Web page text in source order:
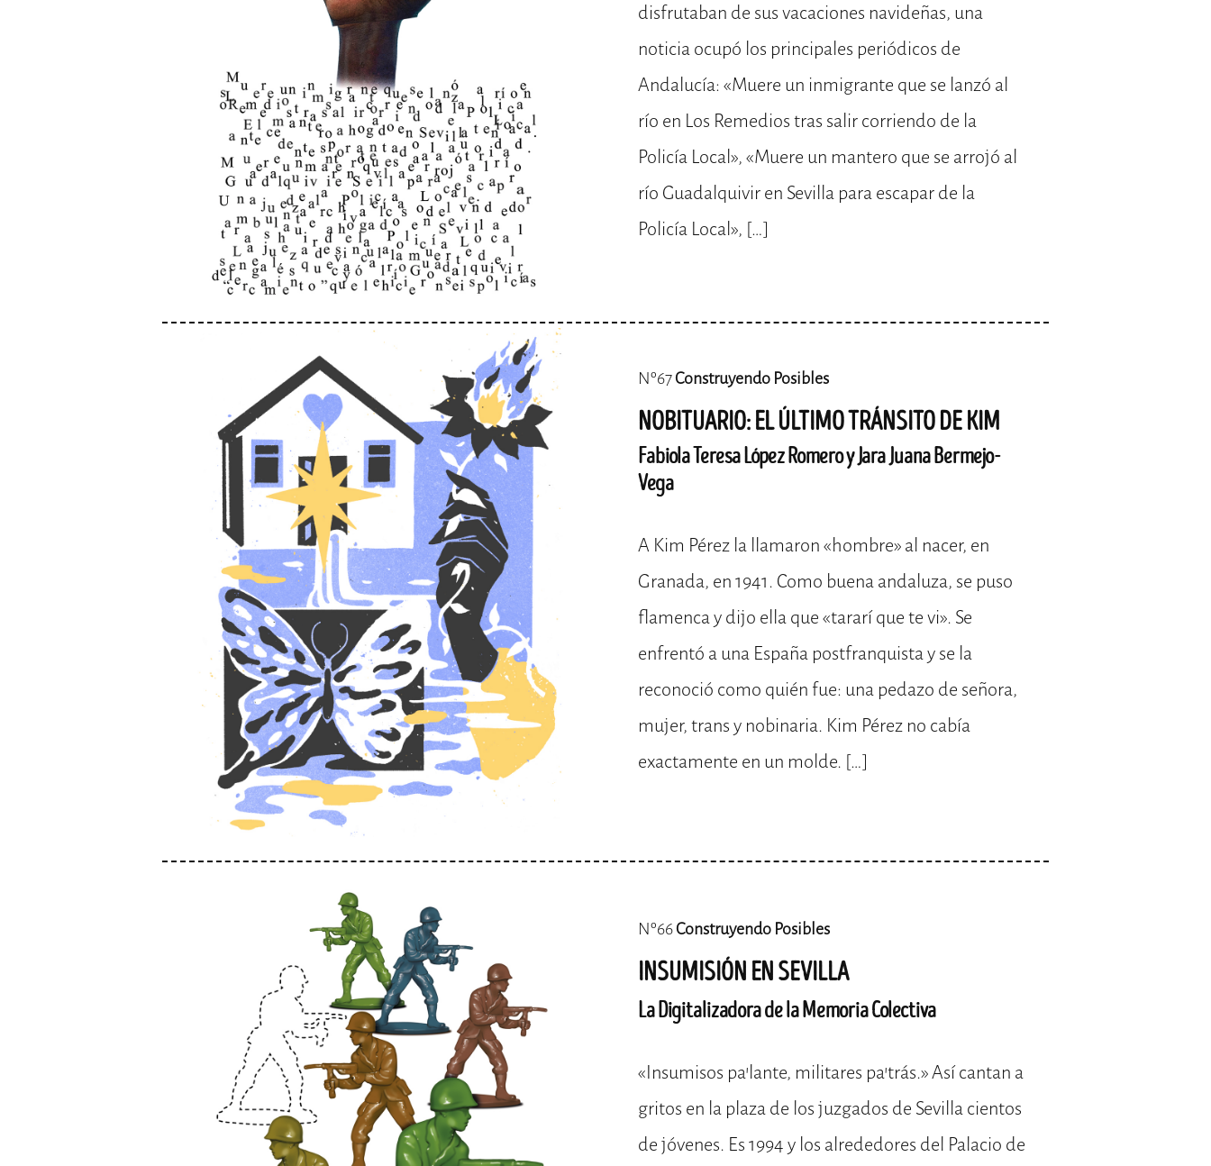
disfrutaban de sus vacaciones navideñas, una
noticia ocupó los principales periódicos de
Andalucía: «Muere un inmigrante que se lanzó al
río en Los Remedios tras salir corriendo de la
Policía Local», «Muere un mantero que se arrojó al
río Guadalquivir en Sevilla para escapar de la
Policía Local», […]
Nº67Construyendo Posibles
NOBITUARIO: EL ÚLTIMO TRÁNSITO DE KIM
Fabiola Teresa López Romero y Jara Juana Bermejo-
Vega
A Kim Pérez la llamaron «hombre» al nacer, en
Granada, en 1941. Como buena andaluza, se puso
flamenca y dijo ella que «tararí que te vi». Se
enfrentó a una España postfranquista y se la
reconoció como quién fue: una pedazo de señora,
mujer, trans y nobinaria. Kim Pérez no cabía
exactamente en un molde. […]
Nº66Construyendo Posibles
INSUMISIÓN EN SEVILLA
La Digitalizadora de la Memoria Colectiva
«Insumisos pa’lante, militares pa’trás.» Así cantan a
gritos en la plaza de los juzgados de Sevilla cientos
de jóvenes. Es 1994 y los alrededores del Palacio de